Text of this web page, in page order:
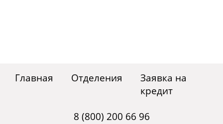
Главная Отделения
Заявка на
кредит
8 (800) 200 66 96